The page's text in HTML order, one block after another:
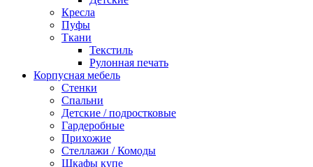
Кресла
Пуфы
Ткани
Текстиль
Рулонная печать
Корпусная мебель
Стенки
Спальни
Детские / подростковые
Гардеробные
Прихожие
Стеллажи / Комоды
Шкафы купе